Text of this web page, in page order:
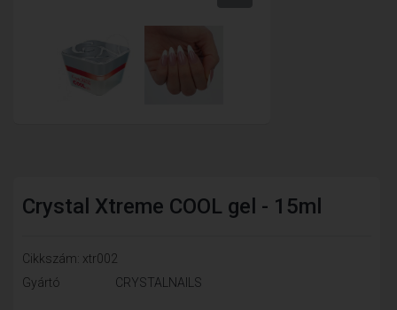
Crystal Xtreme COOL gel - 15ml
Cikkszám: xtr002
Gyártó
CRYSTALNAILS